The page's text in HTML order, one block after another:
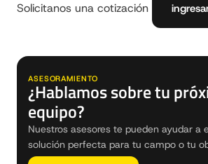
Solicitanos una cotización
ASESORAMIENTO
¿Hablamos sobre tu
equipo?
Nuestros asesores te pueden ayudar a
solución perfecta para tu campo o tu